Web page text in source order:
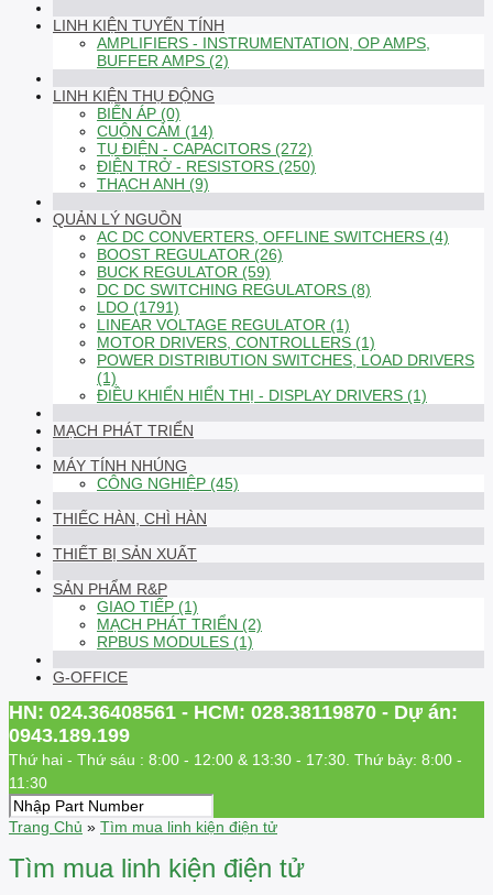
LINH KIỆN TUYẾN TÍNH
AMPLIFIERS - INSTRUMENTATION, OP AMPS,
BUFFER AMPS (2)
LINH KIỆN THỤ ĐỘNG
BIẾN ÁP (0)
CUỘN CẢM (14)
TỤ ĐIỆN - CAPACITORS (272)
ĐIỆN TRỞ - RESISTORS (250)
THẠCH ANH (9)
QUẢN LÝ NGUỒN
AC DC CONVERTERS, OFFLINE SWITCHERS (4)
BOOST REGULATOR (26)
BUCK REGULATOR (59)
DC DC SWITCHING REGULATORS (8)
LDO (1791)
LINEAR VOLTAGE REGULATOR (1)
MOTOR DRIVERS, CONTROLLERS (1)
POWER DISTRIBUTION SWITCHES, LOAD DRIVERS
(1)
ĐIỀU KHIỂN HIỂN THỊ - DISPLAY DRIVERS (1)
MẠCH PHÁT TRIỂN
MÁY TÍNH NHÚNG
CÔNG NGHIỆP (45)
THIẾC HÀN, CHÌ HÀN
THIẾT BỊ SẢN XUẤT
SẢN PHẨM R&P
GIAO TIẾP (1)
MẠCH PHÁT TRIỂN (2)
RPBUS MODULES (1)
G-OFFICE
HN: 024.36408561 - HCM: 028.38119870 - Dự án:
0943.189.199
Thứ hai - Thứ sáu : 8:00 - 12:00 & 13:30 - 17:30. Thứ bảy: 8:00 -
11:30
Trang Chủ » Tìm mua linh kiện điện tử
Tìm mua linh kiện điện tử